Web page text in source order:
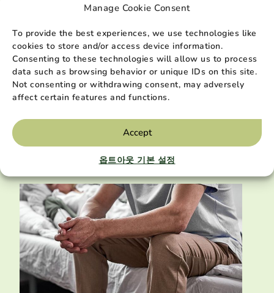
Manage Cookie Consent
To provide the best experiences, we use technologies like
cookies to store and/or access device information.
Consenting to these technologies will allow us to process
data such as browsing behavior or unique IDs on this site.
Not consenting or withdrawing consent, may adversely
affect certain features and functions.
Accept
옵트아웃 기본 설정
말기 질환 2025년 3월
말기 만성 폐쇄성 폐질환 Hospice 케
어
랑하는 사람과 그 가족에게 편안함과 평화를 보장
하는 데 도움이 될 수 있습니다...